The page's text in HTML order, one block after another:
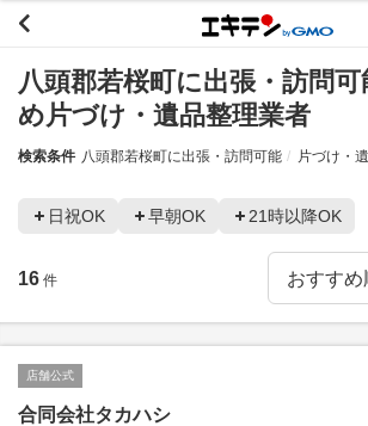
八頭郡若桜町に出張・訪問
め片づけ・遺品整理業者
検索条件 八頭郡若桜町に出張・訪問可能 片づけ・
日祝OK 早朝OK 21時以降OK
16 件
店舗公式
合同会社タカハシ